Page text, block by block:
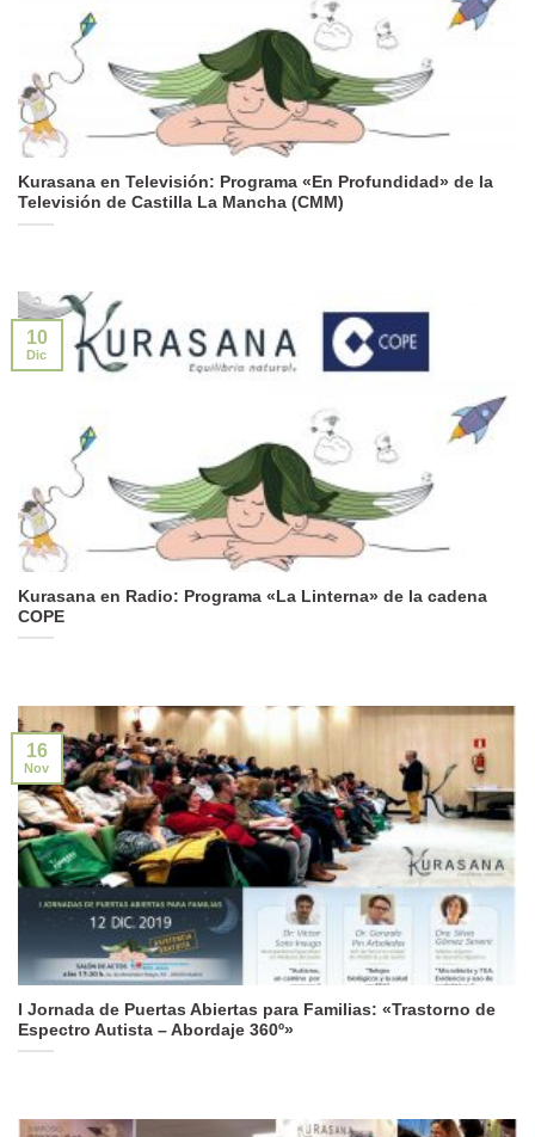
Kurasana en Televisión: Programa «En Profundidad» de la
Televisión de Castilla La Mancha (CMM)
Kurasana en Radio: Programa «La Linterna» de la cadena
COPE
10
Dic
I Jornada de Puertas Abiertas para Familias: «Trastorno de
Espectro Autista – Abordaje 360º»
16
Nov